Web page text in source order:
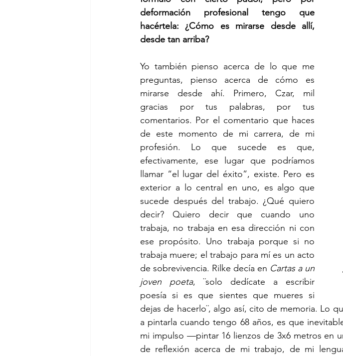
deformación profesional tengo que
hacértela: ¿Cómo es mirarse desde allí,
desde tan arriba?
Yo también pienso acerca de lo que me
preguntas, pienso acerca de cómo es
mirarse desde ahí. Primero, Czar, mil
gracias por tus palabras, por tus
comentarios. Por el comentario que haces
de este momento de mi carrera, de mi
profesión. Lo que sucede es que,
efectivamente, ese lugar que podríamos
llamar “el lugar del éxito”, existe. Pero es
exterior a lo central en uno, es algo que
sucede después del trabajo. ¿Qué quiero
decir? Quiero decir que cuando uno
trabaja, no trabaja en esa dirección ni con
ese propósito. Uno trabaja porque si no
trabaja muere; el trabajo para mí es un acto
de sobrevivencia. Rilke decía en Cartas a un
joven poeta, ¨solo dedícate a escribir
poesía si es que sientes que mueres si
dejas de hacerlo¨, algo así, cito de memoria. Lo
a pintarla cuando tengo 68 años, es que
mi impulso —pintar 16 lienzos de 3x6 metros en
de reflexión acerca de mi trabajo, de mi